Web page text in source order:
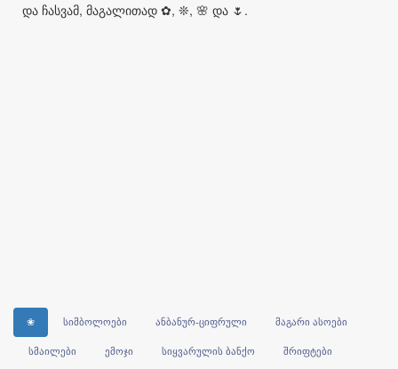
და ჩასვამ, მაგალითად ✿, ❊, 🌸 და 🌷.
❀ სიმბოლოები ანბანურ-ციფრული მაგარი ასოები
სმაილები ემოჯი სიყვარულის ბანქო შრიფტები